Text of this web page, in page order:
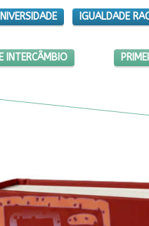
IGUALDADE
EDUCAÇÃO E INTERCÂMBIO
INTERCÂMBIO